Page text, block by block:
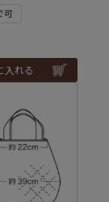
可
入れる